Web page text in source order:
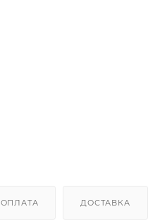
ОПЛАТА ДОСТАВКА